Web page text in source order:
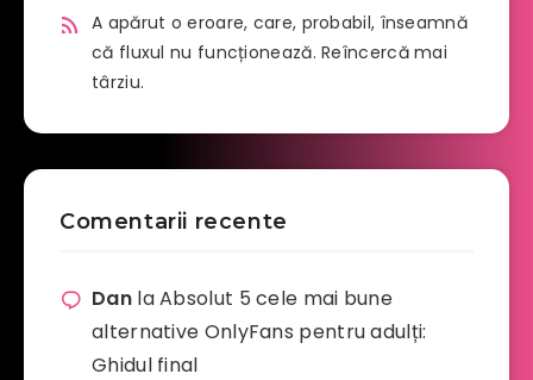
A apărut o eroare, care, probabil, înseamnă
că fluxul nu funcționează. Reîncercă mai
târziu.
Comentarii recente
DanlaAbsolut 5 cele mai bune
alternative OnlyFans pentru adulți:
Ghidul final